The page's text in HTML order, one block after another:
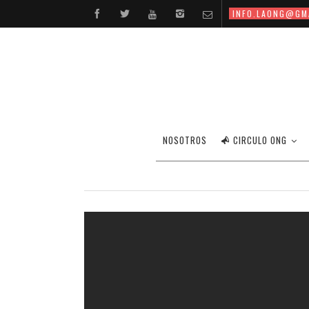
NOSOTROS CIRCULO ONG